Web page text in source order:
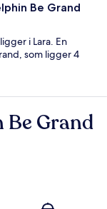
Be Grand
i Lara. En
som ligger 4
Be Grand